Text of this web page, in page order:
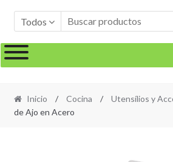
Todos
Inicio / Cocina / Utensílios y
de Ajo en Acero